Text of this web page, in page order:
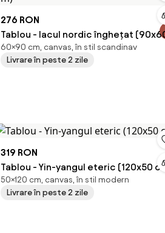
276 RON
Tablou - lacul nordic înghețat
cm)
60×90 cm, canvas, în stil scandinav
Livrare în peste 2 zile
319 RON
Tablou - Yin-yangul eteric (120x50
50×120 cm, canvas, în stil modern
Livrare în peste 2 zile